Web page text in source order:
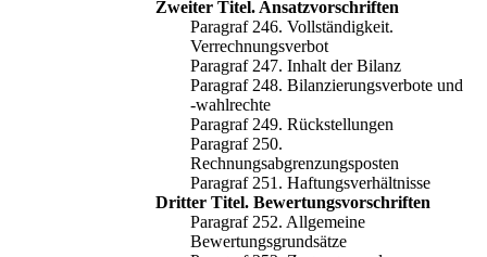
Zweiter Titel. Ansatzvorschriften
Paragraf 246. Vollständigkeit.
Verrechnungsverbot
Paragraf 247. Inhalt der Bilanz
Paragraf 248. Bilanzierungsverbote und
-wahlrechte
Paragraf 249. Rückstellungen
Paragraf 250.
Rechnungsabgrenzungsposten
Paragraf 251. Haftungsverhältnisse
Dritter Titel. Bewertungsvorschriften
Paragraf 252. Allgemeine
Bewertungsgrundsätze